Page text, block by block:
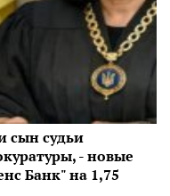
сын судьи
- новые
Банк" на 1,75